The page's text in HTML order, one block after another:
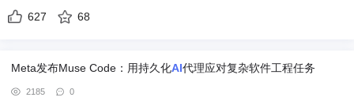
627 68
Meta发布Muse Code：用持久化AI代理应对复杂软件工程任务
2185 0